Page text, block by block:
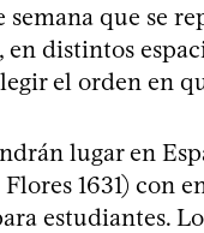
semana que se
en distintos
el orden en
lugar en
1631) con
estudiantes.